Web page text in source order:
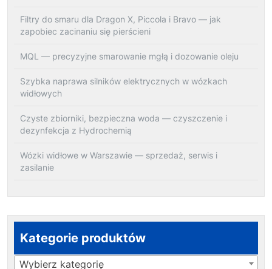
Filtry do smaru dla Dragon X, Piccola i Bravo — jak
zapobiec zacinaniu się pierścieni
MQL — precyzyjne smarowanie mgłą i dozowanie oleju
Szybka naprawa silników elektrycznych w wózkach
widłowych
Czyste zbiorniki, bezpieczna woda — czyszczenie i
dezynfekcja z Hydrochemią
Wózki widłowe w Warszawie — sprzedaż, serwis i
zasilanie
Kategorie produktów
Wybierz kategorię